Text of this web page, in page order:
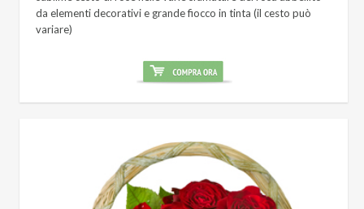
da elementi decorativi e grande fiocco in tinta (il cesto può
variare)